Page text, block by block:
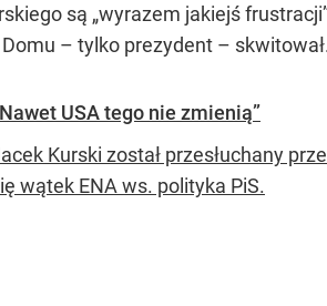
są „wyrazem jakiejś
– tylko prezydent –
USA tego nie zmienią”
Kurski został przesłuchany
wątek ENA ws. polityka PiS.